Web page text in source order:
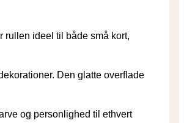
rullen ideel til både små kort,
Den glatte overflade
og personlighed til ethvert